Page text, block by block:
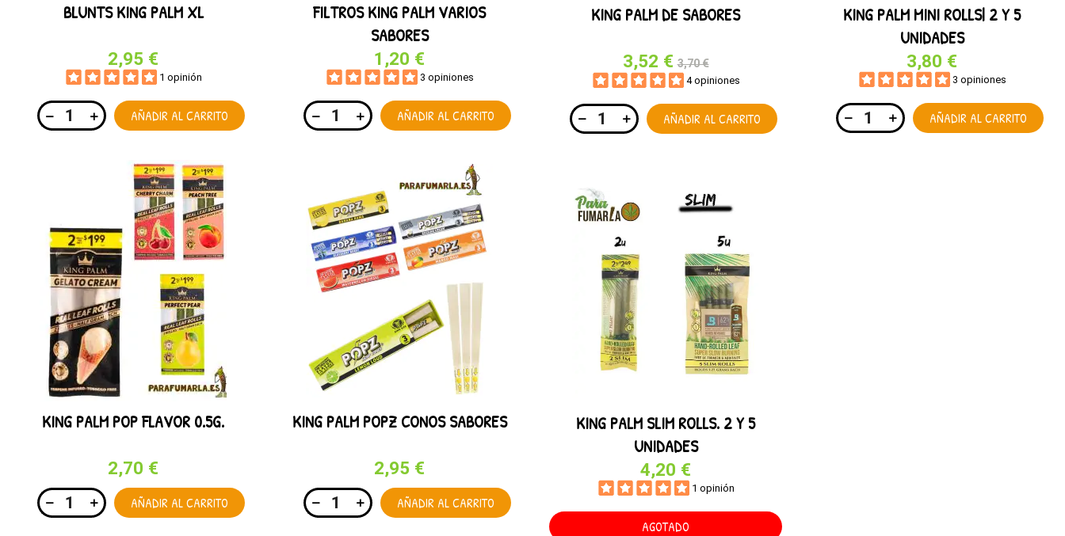
BLUNTS KING PALM XL
2,95 €
1 opinión
AÑADIR AL CARRITO
FILTROS KING PALM VARIOS
SABORES
1,20 €
3 opiniones
AÑADIR AL CARRITO
KING PALM DE SABORES
3,52 € 3,70 €
4 opiniones
AÑADIR AL CARRITO
KING PALM MINI ROLLS| 2 Y 5
UNIDADES
3,80 €
3 opiniones
AÑADIR AL CARRITO
KING PALM POP FLAVOR 0.5G.
2,70 €
AÑADIR AL CARRITO
KING PALM POPZ CONOS SABORES
2,95 €
AÑADIR AL CARRITO
KING PALM SLIM ROLLS. 2 Y 5
UNIDADES
4,20 €
1 opinión
AGOTADO